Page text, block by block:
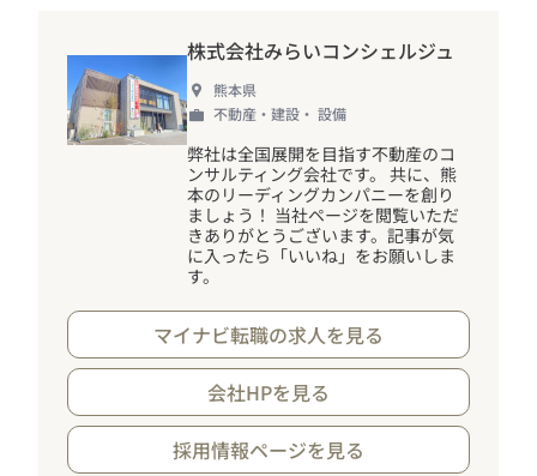
株式会社みらいコンシェルジュ
熊本県
不動産・建設・ 設備
弊社は全国展開を目指す不動産のコ
ンサルティング会社です。 共に、熊
本のリーディングカンパニーを創り
ましょう ！ 当社ページを閲覧いただ
きありがとうございます。記事が気
に入ったら「いいね」をお願いしま
す。
マイナビ転職の求人を見る
会社HPを見る
採用情報ページを見る